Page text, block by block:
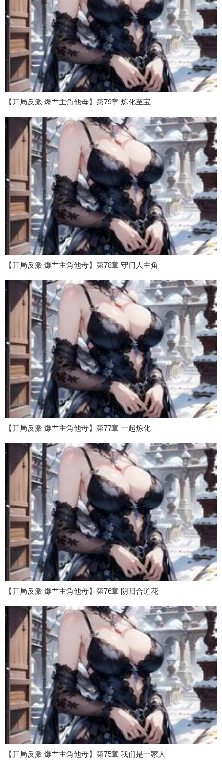
【开局反派 爆艹主角他母】第79章 炼化至宝
【开局反派 爆艹主角他母】第78章 守门人主角
【开局反派 爆艹主角他母】第77章 一起炼化
【开局反派 爆艹主角他母】第76章 阴阳合道花
【开局反派 爆艹主角他母】第75章 我们是一家人